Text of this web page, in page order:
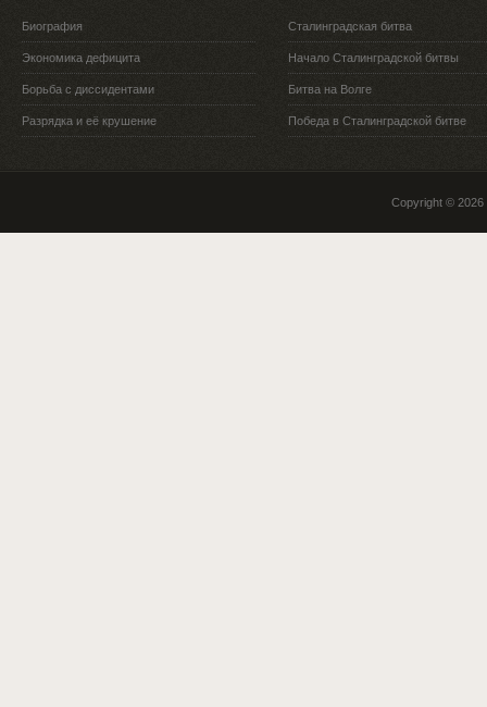
Биография
Экономика дефицита
Борьба с диссидентами
Разрядка и её крушение
Сталинградская битва
Начало Сталинградской битвы
Битва на Волге
Победа в Сталинградской битве
Copyright © 2026